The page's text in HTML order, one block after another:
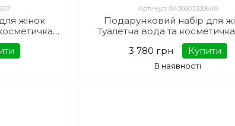
ексклюзивний товар, здатний підкреслити ваш
вас одяг.
Нішеві парфуми сподобаються не кожному
поціновувачів складних комбінацій та
жінок
Артикул: 8436603330640
Подарунковий набір для
Туалетна вода та
3 780 грн
Купити
В наявності